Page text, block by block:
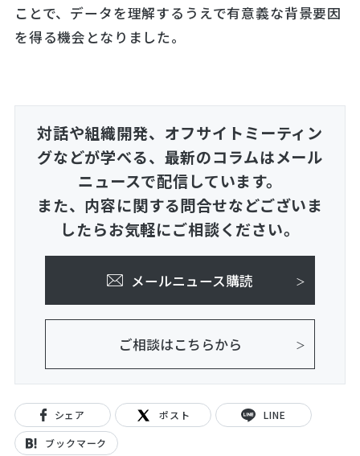
ことで、データを理解するうえで有意義な背景要因
を得る機会となりました。
対話や組織開発、オフサイトミーティン
グなどが学べる、 最新のコラムはメール
ニュースで配信しています。
また、内容に関する問合せなどございま
したらお気軽にご相談ください。
メールニュース購読
ご相談はこちらから
シェア ポスト LINE
ブックマーク